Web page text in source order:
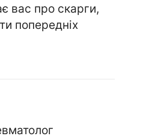
вас про скарги,
попередніх